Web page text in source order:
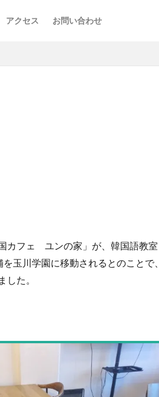
アクセス お問い合わせ
カフェ ユンの家」が、韓国語教室
玉川学園に移動されるとのことで、
た。